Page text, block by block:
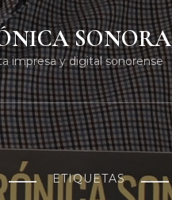
SONORA
impresa y digital sonorense
ETIQUETAS